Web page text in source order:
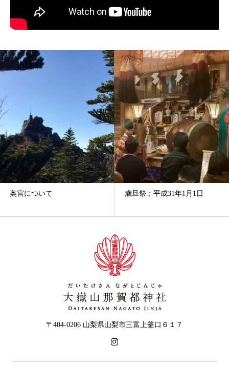
奥宮について 歳旦祭；平成31年1月1日
〒404-0206 山梨県山梨市三富上釜口６１７